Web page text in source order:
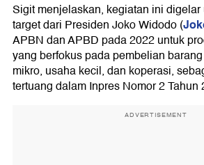
Sigit menjelaskan, kegiatan ini
target dari Presiden Joko Widodo (
APBN dan APBD pada 2022 untuk
yang berfokus pada pembelian
mikro, usaha kecil, dan koperasi,
tertuang dalam Inpres Nomor 2 Tahun
ADVERTISEMENT